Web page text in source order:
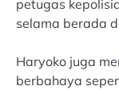
petugas
selama berada
Haryoko juga
berbahaya